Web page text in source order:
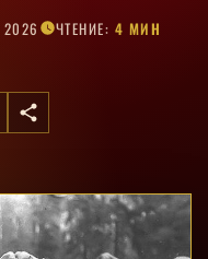
ЧТЕНИЕ: 4 МИН